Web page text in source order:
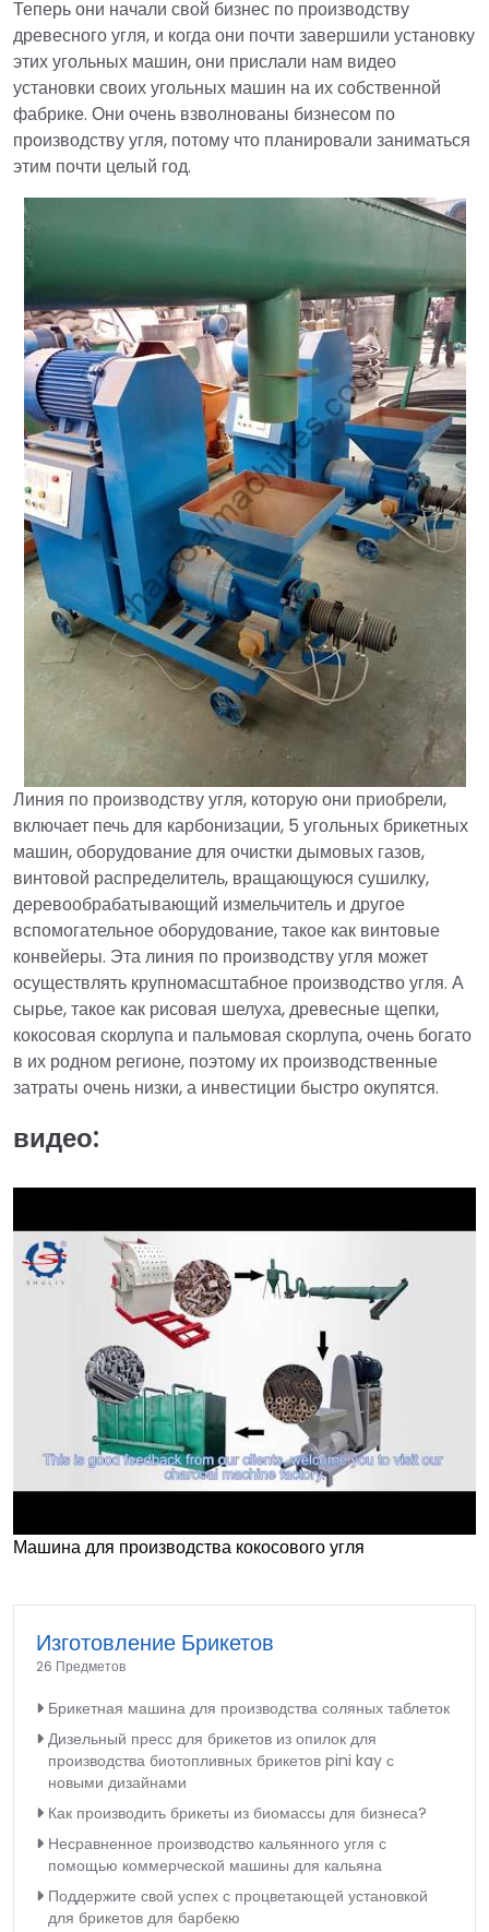
Теперь они начали свой бизнес по производству
древесного угля, и когда они почти завершили установку
этих угольных машин, они прислали нам видео
установки своих угольных машин на их собственной
фабрике. Они очень взволнованы бизнесом по
производству угля, потому что планировали заниматься
этим почти целый год.
Линия по производству угля, которую они приобрели,
включает печь для карбонизации, 5 угольных брикетных
машин, оборудование для очистки дымовых газов,
винтовой распределитель, вращающуюся сушилку,
деревообрабатывающий измельчитель и другое
вспомогательное оборудование, такое как винтовые
конвейеры. Эта линия по производству угля может
осуществлять крупномасштабное производство угля. А
сырье, такое как рисовая шелуха, древесные щепки,
кокосовая скорлупа и пальмовая скорлупа, очень богато
в их родном регионе, поэтому их производственные
затраты очень низки, а инвестиции быстро окупятся.
видео:
Машина для производства кокосового угля
Изготовление Брикетов
26 Предметов
Брикетная машина для производства соляных таблеток
Дизельный пресс для брикетов из опилок для
производства биотопливных брикетов pini kay с
новыми дизайнами
Как производить брикеты из биомассы для бизнеса?
Несравненное производство кальянного угля с
помощью коммерческой машины для кальяна
Поддержите свой успех с процветающей установкой
для брикетов для барбекю